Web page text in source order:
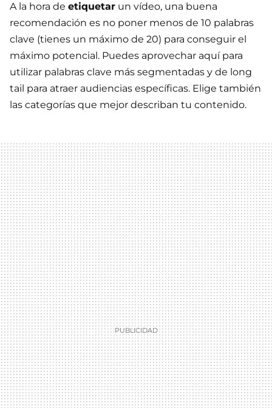
A la hora de etiquetar un vídeo, una buena
recomendación es no poner menos de 10 palabras
clave (tienes un máximo de 20) para conseguir el
máximo potencial. Puedes aprovechar aquí para
utilizar palabras clave más segmentadas y de long
tail para atraer audiencias específicas. Elige también
las categorías que mejor describan tu contenido.